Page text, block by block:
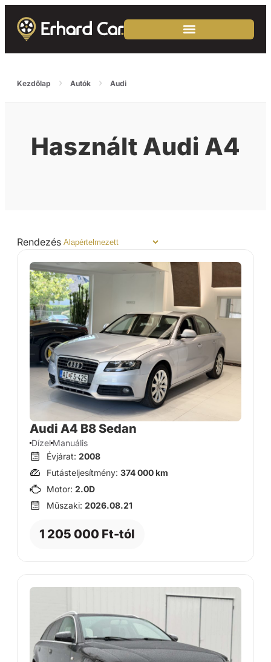
Kezdőlap › Autók › Audi
Használt Audi A4
Rendezés
Audi A4 B8 Sedan
Dízel Manuális
Évjárat: 2008
Futásteljesítmény: 374 000 km
Motor: 2.0D
Műszaki: 2026.08.21
1 205 000 Ft-tól